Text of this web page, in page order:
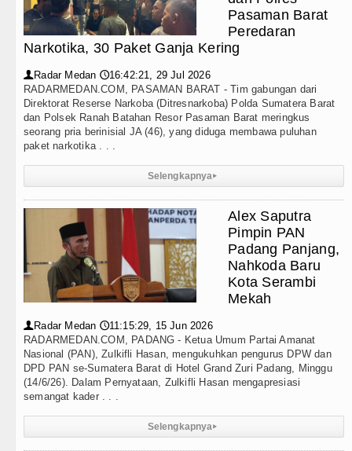
Internasional
Wisata
TIPS dan TRIK
+ Lainnya
Kesehatan
Siraman Rohani
Jaya Labuhanbatu Gelar Turnamen Catur Antar
Bobby Nasution Minta Kepala Daerah se-
: Kemerdekaan Harus Dirasakan Masyarakat
ke Pemandian Air Panas Doulu Diblokir Warga
Nan Tujuh Menggetarkan Gedung Kesenian Jakarta
Ringkus 3 Tersangka Pungli di Jalan Masuk
Raducanu Absen di Grand Slam Tenis US Open
Dikalahkan Inter Milan di Laga Persahabatan di
Manchester United Main Imbang Laga
Jaya Labuhanbatu Gelar Turnamen Catur Antar
Bobby Nasution Minta Kepala Daerah se-
ke Pemandian Air Panas Doulu Diblokir Warga
Pasaman Barat
Peredaran
Narkotika, 30 Paket Ganja Kering
👤 Radar Medan 🕔16:42:21, 29 Jul 2026
RADARMEDAN.COM, PASAMAN BARAT - Tim gabungan dari
Direktorat Reserse Narkoba (Ditresnarkoba) Polda Sumatera Barat
dan Polsek Ranah Batahan Resor Pasaman Barat meringkus
seorang pria berinisial JA (46), yang diduga membawa puluhan
paket narkotika . . .
Selengkapnya▸
Alex Saputra
Pimpin PAN
Padang Panjang,
Nahkoda Baru
Kota Serambi
Mekah
👤 Radar Medan 🕔11:15:29, 15 Jun 2026
RADARMEDAN.COM, PADANG - Ketua Umum Partai Amanat
Nasional (PAN), Zulkifli Hasan, mengukuhkan pengurus DPW dan
DPD PAN se-Sumatera Barat di Hotel Grand Zuri Padang, Minggu
(14/6/26). Dalam Pernyataan, Zulkifli Hasan mengapresiasi
semangat kader . . .
Selengkapnya▸